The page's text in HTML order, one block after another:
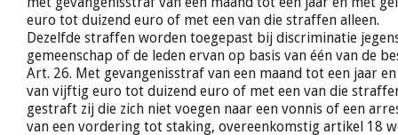
euro tot duizend euro of met een van die straffen alleen.
Dezelfde straffen worden toegepast bij discriminatie
gemeenschap of de leden ervan op basis van één van de
Art. 26. Met gevangenisstraf van een maand tot een jaar
van vijftig euro tot duizend euro of met een van die
gestraft zij die zich niet voegen naar een vonnis of een
van een vordering tot staking, overeenkomstig artikel 18